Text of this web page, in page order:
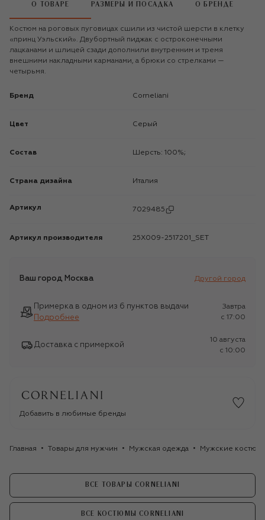
О ТОВАРЕ РАЗМЕРЫ И ПОСАДКА О БРЕНДЕ
Костюм на роговых пуговицах сшили из чистой шерсти в клетку
«принц Уэльский». Двубортный пиджак с остроконечными
лацканами и шлицей сзади дополнили внутренним и тремя
внешними накладными карманами, а брюки со стрелками —
четырьмя.
Бренд Corneliani
Цвет Серый
Состав Шерсть: 100%;
Страна дизайна Италия
Артикул 7029485
Артикул производителя 25X009-2517201_SET
Ваш город Москва Другой город
Примерка в одном из 6 пунктов выдачи
Подробнее
Завтра
c 17:00
Доставка с примеркой
10 августа
c 10:00
Добавить в любимые бренды
Главная Товары для мужчин Мужская одежда Мужские
ВСЕ ТОВАРЫ CORNELIANI
ВСЕ КОСТЮМЫ CORNELIANI